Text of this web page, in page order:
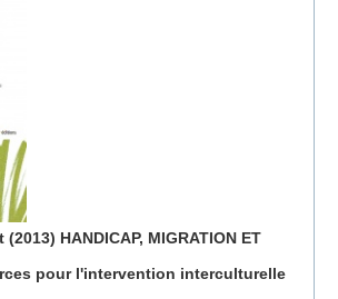
HANDICAP, MIGRATION ET
pour l'intervention interculturelle